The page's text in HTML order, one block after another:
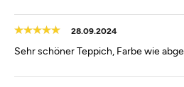
28.09.2024
Sehr schöner Teppich, Farbe wie